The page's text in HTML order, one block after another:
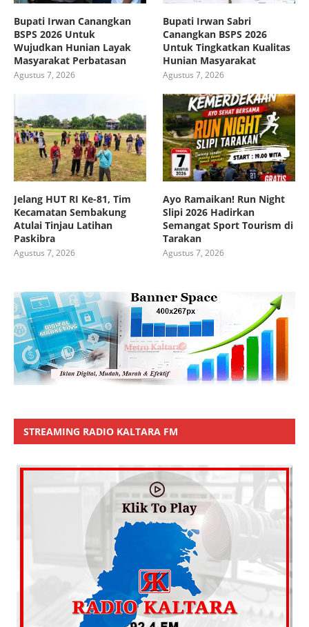
Bupati Irwan Canangkan
BSPS 2026 Untuk
Wujudkan Hunian Layak
Masyarakat Perbatasan
Agustus 7, 2026
Bupati Irwan Sabri
Canangkan BSPS 2026
Untuk Tingkatkan Kualitas
Hunian Masyarakat
Agustus 7, 2026
Jelang HUT RI Ke-81, Tim
Kecamatan Sembakung
Atulai Tinjau Latihan
Paskibra
Agustus 7, 2026
Ayo Ramaikan! Run Night
Slipi 2026 Hadirkan
Semangat Sport Tourism di
Tarakan
Agustus 7, 2026
STREAMING RADIO KALTARA FM